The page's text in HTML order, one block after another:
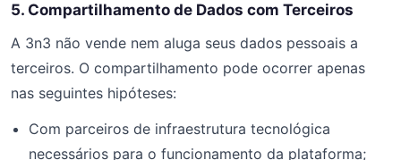
5. Compartilhamento de Dados com Terceiros
A 3n3 não vende nem aluga seus dados pessoais a
terceiros. O compartilhamento pode ocorrer apenas
nas seguintes hipóteses:
Com parceiros de infraestrutura tecnológica
necessários para o funcionamento da plataforma;